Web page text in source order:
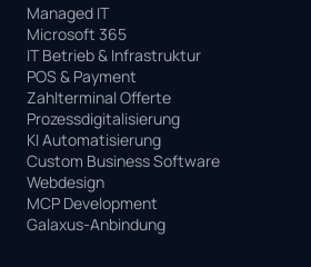
Managed IT
Microsoft 365
IT Betrieb & Infrastruktur
POS & Payment
Zahlterminal Offerte
Prozessdigitalisierung
KI Automatisierung
Custom Business Software
Webdesign
MCP Development
Galaxus-Anbindung